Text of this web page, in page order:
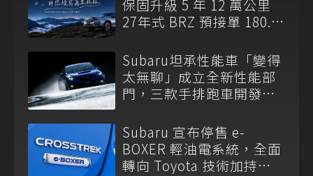
保固升級 5 年 12 萬公里
27年式 BRZ 預接單 180.8
Subaru坦承性能車「變得
太無聊」成立全新性能部
門，三款手排跑車開發
Subaru 宣布停售 e-
BOXER 輕油電系統，全面
轉向 Toyota 技術加持